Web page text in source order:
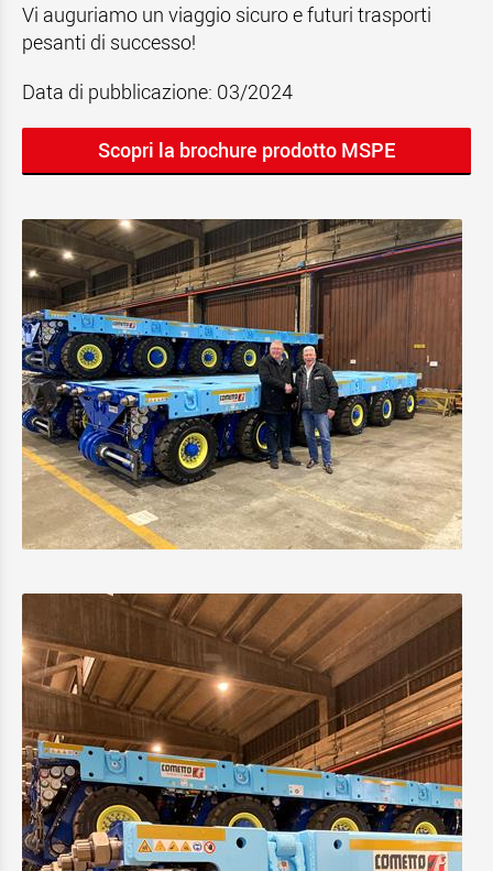
Vi auguriamo un viaggio sicuro e futuri trasporti
pesanti di successo!
Data di pubblicazione: 03/2024
Scopri la brochure prodotto MSPE